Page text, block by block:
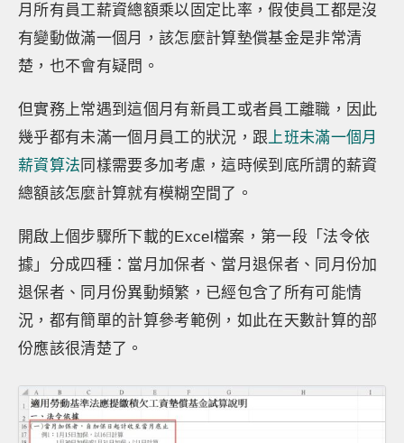
月所有員工薪資總額乘以固定比率，假使員工都是沒
有變動做滿一個月，該怎麼計算墊償基金是非常清
楚，也不會有疑問。
但實務上常遇到這個月有新員工或者員工離職，因此
幾乎都有未滿一個月員工的狀況，跟上班未滿一個月
薪資算法 同樣需要多加考慮，這時候到底所謂的薪資
總額該怎麼計算就有模糊空間了。
開啟上個步驟所下載的Excel檔案，第一段「法令依
據」分成四種：當月加保者、當月退保者、同月份加
退保者、同月份異動頻繁，已經包含了所有可能情
況，都有簡單的計算參考範例，如此在天數計算的部
份應該很清楚了。